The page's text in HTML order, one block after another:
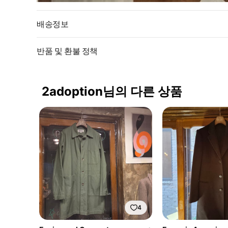
배송정보
반품 및 환불 정책
2adoption님의 다른 상품
4